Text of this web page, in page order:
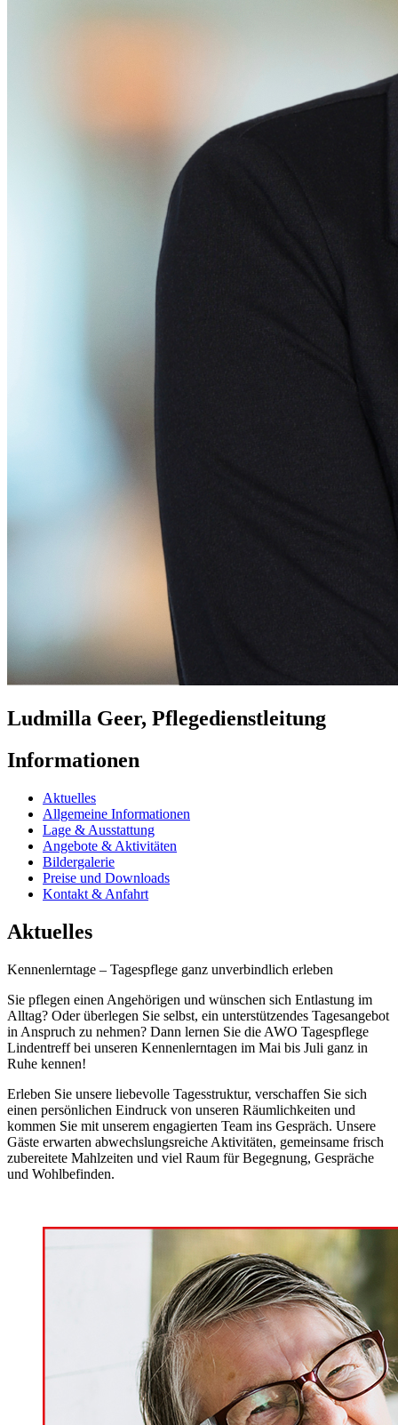
Ludmilla Geer, Pflegedienstleitung
Informationen
Aktuelles
Allgemeine Informationen
Lage & Ausstattung
Angebote & Aktivitäten
Bildergalerie
Preise und Downloads
Kontakt & Anfahrt
Aktuelles
Kennenlerntage – Tagespflege ganz unverbindlich erleben
Sie pflegen einen Angehörigen und wünschen sich Entlastung im
Alltag? Oder überlegen Sie selbst, ein unterstützendes Tagesangebot
in Anspruch zu nehmen? Dann lernen Sie die AWO Tagespflege
Lindentreff bei unseren Kennenlerntagen im Mai bis Juli ganz in
Ruhe kennen!
Erleben Sie unsere liebevolle Tagesstruktur, verschaffen Sie sich
einen persönlichen Eindruck von unseren Räumlichkeiten und
kommen Sie mit unserem engagierten Team ins Gespräch. Unsere
Gäste erwarten abwechslungsreiche Aktivitäten, gemeinsame frisch
zubereitete Mahlzeiten und viel Raum für Begegnung, Gespräche
und Wohlbefinden.